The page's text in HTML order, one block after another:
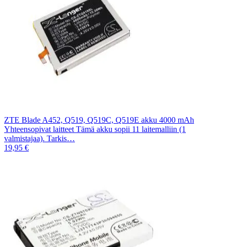
ZTE Blade A452, Q519, Q519C, Q519E akku 4000 mAh
Yhteensopivat laitteet Tämä akku sopii 11 laitemalliin (1
valmistajaa). Tarkis…
19,95 €